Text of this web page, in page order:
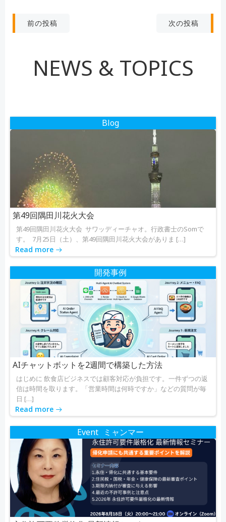
投
ゲ
シ
ョ
ン
前の投稿
ナ
ゲ
ン
次の投稿
NEWS & TOPICS
Blog
第49回隅田川花火大会
第49回隅田川花火大会 サワッディーチャオ。行政書士のSomで
す。 7月25日（土）、第49回隅田川花火大会がありま […]
Read more
開発事例
AIチャットボットを2週間で構築した方法
はじめに 飲食店ビジネスでは顧客対応が負担です。一件ずつの返
信は時間を取ります。「営業時間は何時ですか」などの質問が毎
日 […]
Read more
Event ミャンマー